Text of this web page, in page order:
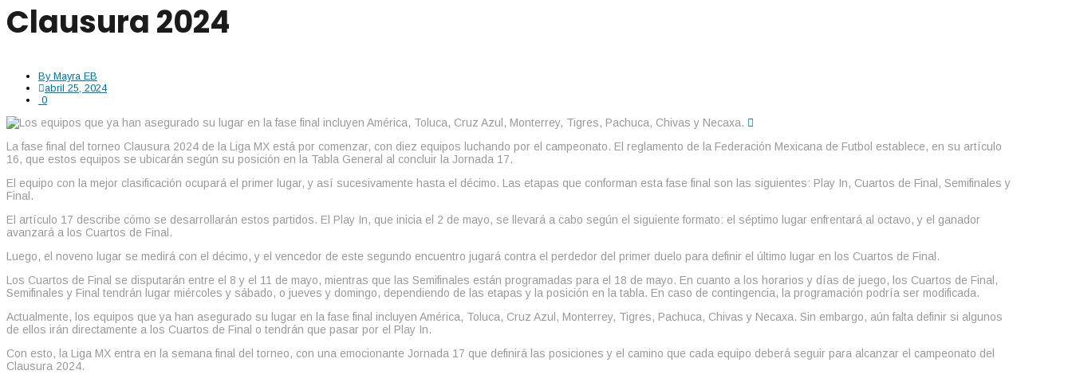
Clausura 2024
By Mayra EB
abril 25, 2024
0
La fase final del torneo Clausura 2024 de la Liga MX está por comenzar, con diez equipos luchando por el campeonato. El reglamento de la Federación Mexicana de Futbol establece, en su artículo
16, que estos equipos se ubicarán según su posición en la Tabla General al concluir la Jornada 17.
El equipo con la mejor clasificación ocupará el primer lugar, y así sucesivamente hasta el décimo. Las etapas que conforman esta fase final son las siguientes: Play In, Cuartos de Final, Semifinales y
Final.
El artículo 17 describe cómo se desarrollarán estos partidos. El Play In, que inicia el 2 de mayo, se llevará a cabo según el siguiente formato: el séptimo lugar enfrentará al octavo, y el ganador
avanzará a los Cuartos de Final.
Luego, el noveno lugar se medirá con el décimo, y el vencedor de este segundo encuentro jugará contra el perdedor del primer duelo para definir el último lugar en los Cuartos de Final.
Los Cuartos de Final se disputarán entre el 8 y el 11 de mayo, mientras que las Semifinales están programadas para el 18 de mayo. En cuanto a los horarios y días de juego, los Cuartos de Final,
Semifinales y Final tendrán lugar miércoles y sábado, o jueves y domingo, dependiendo de las etapas y la posición en la tabla. En caso de contingencia, la programación podría ser modificada.
Actualmente, los equipos que ya han asegurado su lugar en la fase final incluyen América, Toluca, Cruz Azul, Monterrey, Tigres, Pachuca, Chivas y Necaxa. Sin embargo, aún falta definir si algunos
de ellos irán directamente a los Cuartos de Final o tendrán que pasar por el Play In.
Con esto, la Liga MX entra en la semana final del torneo, con una emocionante Jornada 17 que definirá las posiciones y el camino que cada equipo deberá seguir para alcanzar el campeonato del
Clausura 2024.